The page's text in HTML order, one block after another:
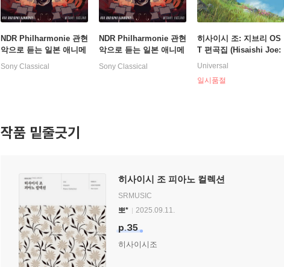
NDR Philharmonie 관현
악으로 듣는 일본 애니메
Sony Classical
NDR Philharmonie 관현
악으로 듣는 일본 애니메
Sony Classical
히사이시 조: 지브리 OS
T 편곡집 (Hisaishi Joe:
Symphonic Celebratio
Universal
일시품절
작품 밑줄긋기
히사이시 조 피아노 컬렉션
SRMUSIC
뽀*
2025.09.11.
p.35
히사이시조